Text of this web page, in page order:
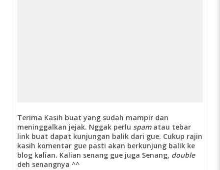
Terima Kasih buat yang sudah mampir dan
meninggalkan jejak. Nggak perlu spamatau tebar
link buat dapat kunjungan balik dari gue. Cukup rajin
kasih komentar gue pasti akan berkunjung balik ke
blog kalian. Kalian senang gue juga Senang, double
deh senangnya ^^